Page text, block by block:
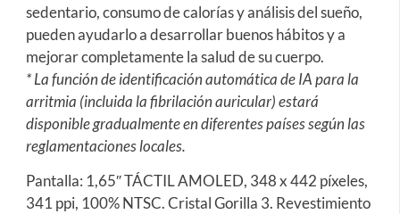
sedentario, consumo de calorías y análisis del sueño,
pueden ayudarlo a desarrollar buenos hábitos y a
mejorar completamente la salud de su cuerpo.
* La función de identificación automática de IA para la
arritmia (incluida la fibrilación auricular) estará
disponible gradualmente en diferentes países según las
reglamentaciones locales.
Pantalla: 1,65″ TÁCTIL AMOLED, 348 x 442 píxeles,
341 ppi, 100% NTSC. Cristal Gorilla 3. Revestimiento